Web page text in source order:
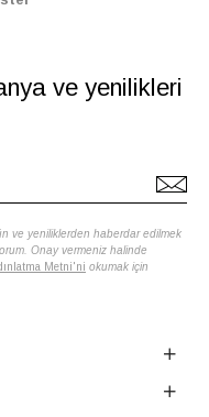
ve yenilikleri
ve yeniliklerden haberdar edilmek
Onay vermeniz halinde
Metni'ni okumak için